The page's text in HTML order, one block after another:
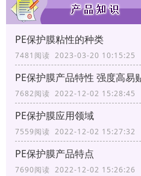
PE保护膜粘性的种类
7481阅读 2023-03-20 10:15:25
PE保护膜产品特性 强度高易
7682阅读 2022-12-02 15:28:45
PE保护膜应用领域
7559阅读 2022-12-02 15:27:32
PE保护膜产品特点
7690阅读 2022-12-02 15:26:26